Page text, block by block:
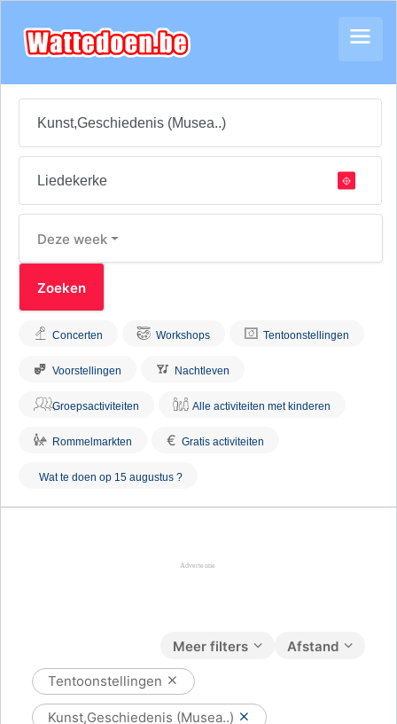
Deze week
Concerten Workshops Tentoonstellingen
Voorstellingen Nachtleven
Groepsactiviteiten Alle activiteiten met kinderen
Rommelmarkten € Gratis activiteiten
Wat te doen op 15 augustus ?
Afstand
Meer filters
Tentoonstellingen
Kunst,Geschiedenis (Musea..)